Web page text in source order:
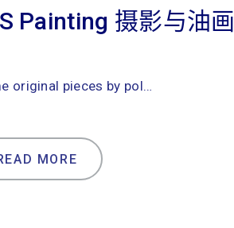
Painting 摄影与油画
original pieces by pol…
MORE